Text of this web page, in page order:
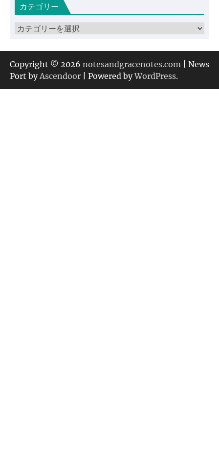
イカテゴリー
カ
ゴ
リ
ー
Copyright © 2026 notesandgracenotes.com | News
Port byAscendoor | Powered byWordPress.